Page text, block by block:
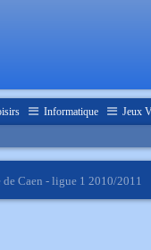
Informatique Jeux
de Caen - ligue 1 2010/2011